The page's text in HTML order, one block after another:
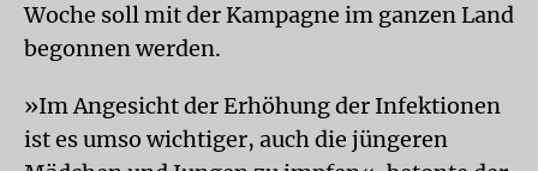
Woche soll mit der Kampagne im ganzen Land
begonnen werden.
»Im Angesicht der Erhöhung der Infektionen
ist es umso wichtiger, auch die jüngeren